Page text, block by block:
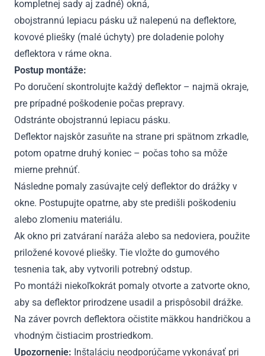
kompletnej sady aj zadné) okná,
obojstrannú lepiacu pásku už nalepenú na deflektore,
kovové pliešky (malé úchyty) pre doladenie polohy
deflektora v ráme okna.
Postup montáže:
Po doručení skontrolujte každý deflektor – najmä okraje,
pre prípadné poškodenie počas prepravy.
Odstránte obojstrannú lepiacu pásku.
Deflektor najskôr zasuňte na strane pri spätnom zrkadle,
potom opatrne druhý koniec – počas toho sa môže
mierne prehnúť.
Následne pomaly zasúvajte celý deflektor do drážky v
okne. Postupujte opatrne, aby ste predišli poškodeniu
alebo zlomeniu materiálu.
Ak okno pri zatváraní naráža alebo sa nedoviera, použite
priložené kovové pliešky. Tie vložte do gumového
tesnenia tak, aby vytvorili potrebný odstup.
Po montáži niekoľkokrát pomaly otvorte a zatvorte okno,
aby sa deflektor prirodzene usadil a prispôsobil drážke.
Na záver povrch deflektora očistite mäkkou handričkou a
vhodným čistiacim prostriedkom.
Upozornenie: Inštaláciu neodporúčame vykonávať pri